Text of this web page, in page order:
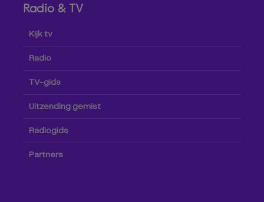
Radio & TV
Kijk tv
Radio
TV-gids
Uitzending gemist
Radiogids
Partners